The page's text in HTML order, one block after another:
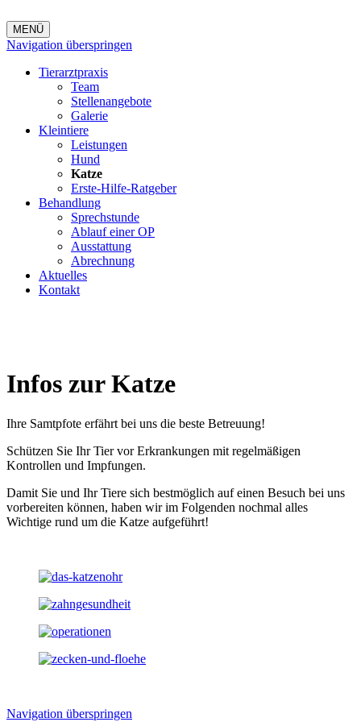
MENÜ
Navigation überspringen
Tierarztpraxis
Team
Stellenangebote
Galerie
Kleintiere
Leistungen
Hund
Katze
Erste-Hilfe-Ratgeber
Behandlung
Sprechstunde
Ablauf einer OP
Ausstattung
Abrechnung
Aktuelles
Kontakt
Infos zur Katze
Ihre Samtpfote erfährt bei uns die beste Betreuung!
Schützen Sie Ihr Tier vor Erkrankungen mit regelmäßigen
Kontrollen und Impfungen.
Damit Sie und Ihr Tiere sich bestmöglich auf einen Besuch bei uns
vorbereiten können, haben wir im Folgenden nochmal alles
Wichtige rund um die Katze aufgeführt!
Navigation überspringen